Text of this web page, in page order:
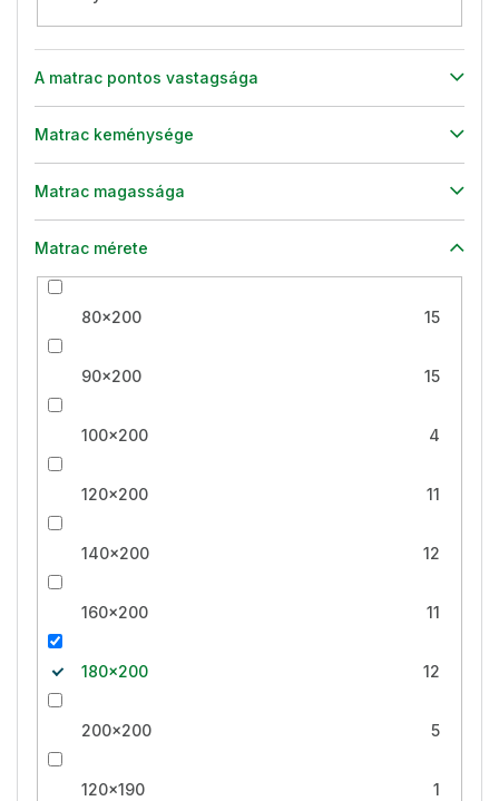
A matrac pontos vastagsága
Matrac keménysége
Matrac magassága
Matrac mérete
80x200 15
90x200 15
100x200 4
120x200 11
140x200 12
160x200 11
180x200 12
200x200 5
120x190 1